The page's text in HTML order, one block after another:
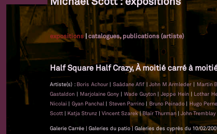
expositions|catalogues, publications (artiste)
Half Square Half Crazy, À moitié carré à
Artiste(s) : Boris Achour | Saâdane Afif |John M Armleder | Martin
Gastaldon | Marjolaine Gony | Wade Guyton |Jeppe Hein | Lothar
Nicolai | Gyan Panchal | Steven Parrino | Bruno Peinado | Hugo
Scott | Katja Strunz | Vincent Szarek|Blair Thurman | John Tremblay
Galerie Carrée | Galeries du patio | Galeries des cyprès du 10/02/